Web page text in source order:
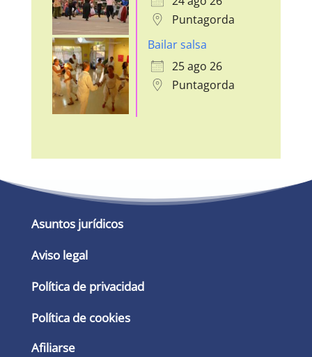
Puntagorda
Bailar salsa
25 ago 26
Puntagorda
Asuntos jurídicos
Aviso legal
Política de privacidad
Política de cookies
Afiliarse